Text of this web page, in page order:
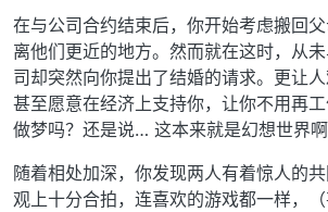
在与公司合约结束后，你开始考虑搬回
离他们更近的地方。然而就在这时，从
司却突然向你提出了结婚的请求。更让
甚至愿意在经济上支持你，让你不用再
做梦吗？还是说… 这本来就是幻想世界啊
随着相处加深，你发现两人有着惊人的
观上十分合拍，连喜欢的游戏都一样，（